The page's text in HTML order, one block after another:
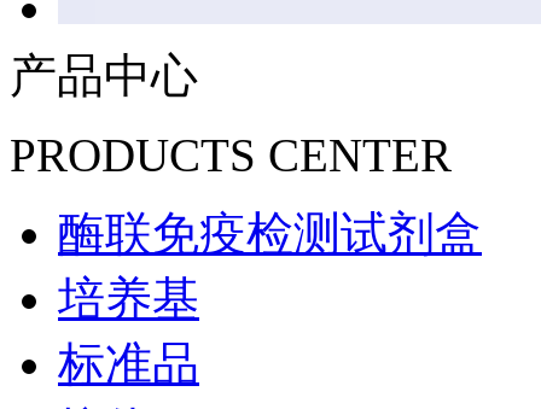
产品中心
PRODUCTS CENTER
酶联免疫检测试剂盒
培养基
标准品